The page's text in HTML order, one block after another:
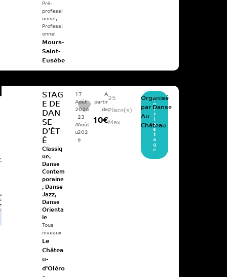
Pré-
professi
onnel,
Professi
onnel
Mours-
Saint-
Eusèbe
STAG
E DE
DAN
SE
D’ÉT
É
Classiq
ue,
Danse
Contem
poraine
, Danse
Jazz,
Danse
Orienta
le
Tous
niveaux
Le
Châtea
u-
d'Oléro
17
Août
2026
A
u
23
Août
202
6
A
partir
de
10€
25
Place(s)
Max
V
o
i
r
e
s
t
a
g
e
Organisé
par Danse
Au
Château